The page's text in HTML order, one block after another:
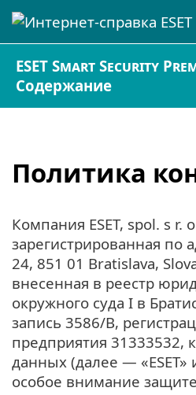
ESET Smart Security
Содержание
Политика
Компания ESET, spol. s r.
зарегистрированная по
24, 851 01 Bratislava,
внесенная в реестр
окружного суда I в
запись 3586/B,
предприятия 31333532,
данных (далее —
особое внимание